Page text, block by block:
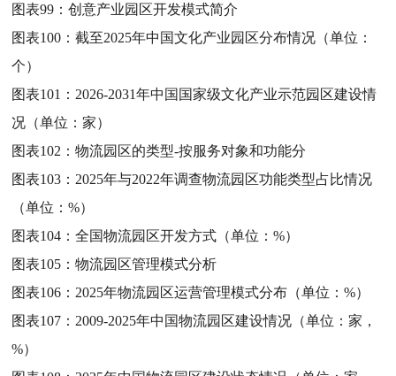
图表99：创意产业园区开发模式简介
图表100：截至2025年中国文化产业园区分布情况（单位：
个）
图表101： 2026-2031年中国国家级文化产业示范园区建设情
况（单位：家）
图表102：物流园区的类型-按服务对象和功能分
图表103： 2025年与2022年调查物流园区功能类型占比情况
（单位：%）
图表104：全国物流园区开发方式（单位：%）
图表105：物流园区管理模式分析
图表106： 2025年物流园区运营管理模式分布（单位：%）
图表107： 2009-2025年中国物流园区建设情况（单位：家，
%）